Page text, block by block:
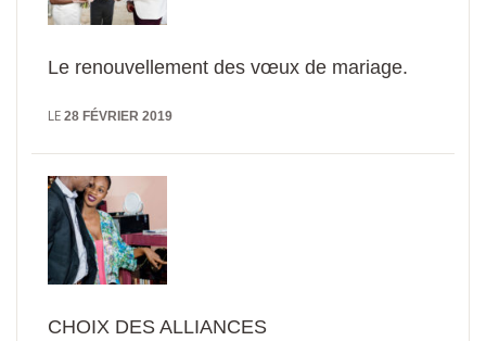
Le renouvellement des vœux de mariage.
LE 28 FÉVRIER 2019
CHOIX DES ALLIANCES